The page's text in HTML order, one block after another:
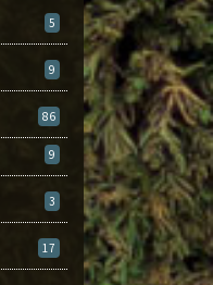
5
9
86
9
3
17